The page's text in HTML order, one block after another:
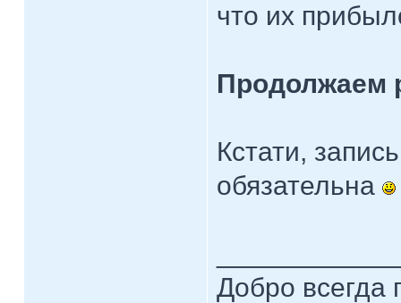
что их
Продолжаем
Кстати,
обязательна
Добро всегда